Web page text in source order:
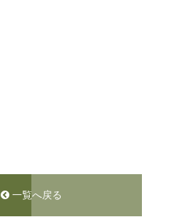
一覧へ戻る